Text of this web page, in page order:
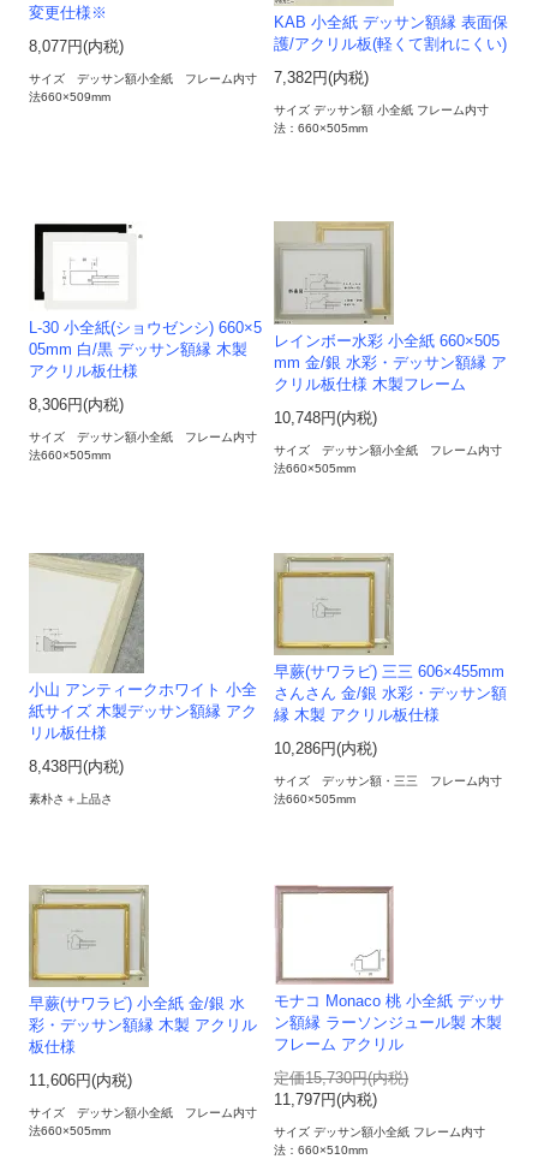
変更仕様※
8,077円(内税)
サイズ デッサン額小全紙 フレーム内寸
法660×509mm
KAB 小全紙 デッサン額縁 表面保
護/アクリル板(軽くて割れにくい)
7,382円(内税)
サイズ デッサン額 小全紙 フレーム内寸
法：660×505mm
L-30 小全紙(ショウゼンシ) 660×5
05mm 白/黒 デッサン額縁 木製
アクリル板仕様
8,306円(内税)
サイズ デッサン額小全紙 フレーム内寸
法660×505mm
レインボー水彩 小全紙 660×505
mm 金/銀 水彩・デッサン額縁 ア
クリル板仕様 木製フレーム
10,748円(内税)
サイズ デッサン額小全紙 フレーム内寸
法660×505mm
小山 アンティークホワイト 小全
紙サイズ 木製デッサン額縁 アク
リル板仕様
8,438円(内税)
素朴さ＋上品さ
早蕨(サワラビ) 三三 606×455mm
さんさん 金/銀 水彩・デッサン額
縁 木製 アクリル板仕様
10,286円(内税)
サイズ デッサン額・三三 フレーム内寸
法660×505mm
早蕨(サワラビ) 小全紙 金/銀 水
彩・デッサン額縁 木製 アクリル
板仕様
11,606円(内税)
サイズ デッサン額小全紙 フレーム内寸
法660×505mm
モナコ Monaco 桃 小全紙 デッサ
ン額縁 ラーソンジュール製 木製
フレーム アクリル
定価15,730円(内税)
11,797円(内税)
サイズ デッサン額小全紙 フレーム内寸
法：660×510mm